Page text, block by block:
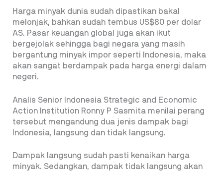
Harga minyak dunia sudah dipastikan bakal
melonjak, bahkan sudah tembus US$80 per dolar
AS. Pasar keuangan global juga akan ikut
bergejolak sehingga bagi negara yang masih
bergantung minyak impor seperti Indonesia, maka
akan sangat berdampak pada harga energi dalam
negeri.
Analis Senior Indonesia Strategic and Economic
Action Institution Ronny P Sasmita menilai perang
tersebut mengandung dua jenis dampak bagi
Indonesia, langsung dan tidak langsung.
Dampak langsung sudah pasti kenaikan harga
minyak. Sedangkan, dampak tidak langsung akan